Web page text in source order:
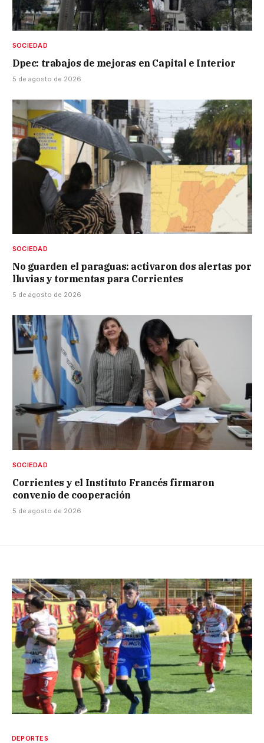
SOCIEDAD
Dpec: trabajos de mejoras en Capital e Interior
5 de agosto de 2026
SOCIEDAD
No guarden el paraguas: activaron dos alertas por
lluvias y tormentas para Corrientes
5 de agosto de 2026
SOCIEDAD
Corrientes y el Instituto Francés firmaron
convenio de cooperación
5 de agosto de 2026
DEPORTES